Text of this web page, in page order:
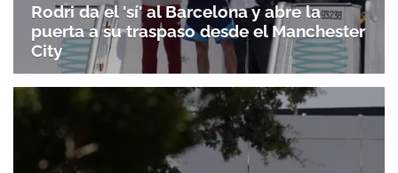
Rodri da el 'sí' al Barcelona y abre la
puerta a su traspaso desde el Manchester
City